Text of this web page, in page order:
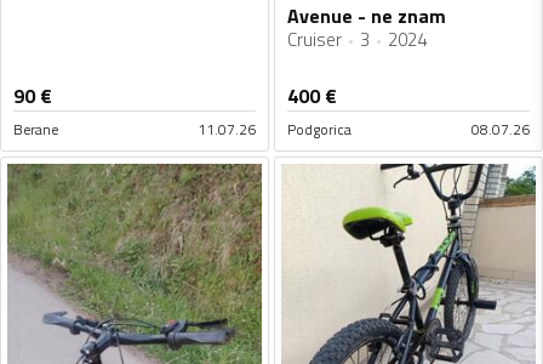
90€
Berane 11.07.26
Avenue - ne znam
Cruiser 3 2024
400€
Podgorica 08.07.26